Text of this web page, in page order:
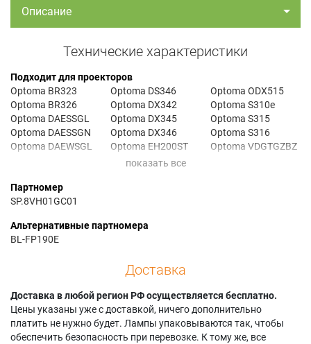
Описание
Технические характеристики
Подходит для проекторов
Optoma BR323
Optoma BR326
Optoma DAESSGL
Optoma DAESSGN
Optoma DAEWSGL
Optoma DAEXSGU
Optoma DH1008
Optoma DS340E
Optoma DS344
Optoma DS346
Optoma DX342
Optoma DX345
Optoma DX346
Optoma EH200ST
Optoma GT1070X
Optoma HD26
Optoma ODX515
Optoma S310e
Optoma S315
Optoma S316
Optoma VDGTGZBZ
Партномер
SP.8VH01GC01
Альтернативные партномера
BL-FP190E
Доставка
Доставка в любой регион РФ осуществляется бесплатно.
Цены указаны уже с доставкой, ничего дополнительно
платить не нужно будет. Лампы упаковываются так, чтобы
обеспечить безопасность при перевозке. К тому же, все